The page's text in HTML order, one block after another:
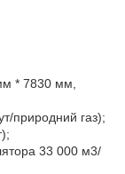
* 7830 мм,
природний газ);
33 000 м3/